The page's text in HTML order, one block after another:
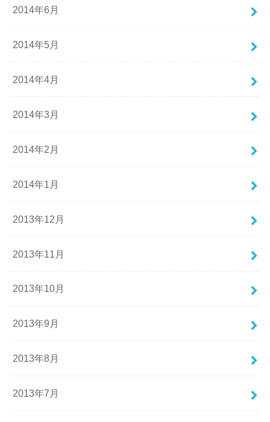
2014年6月
2014年5月
2014年4月
2014年3月
2014年2月
2014年1月
2013年12月
2013年11月
2013年10月
2013年9月
2013年8月
2013年7月